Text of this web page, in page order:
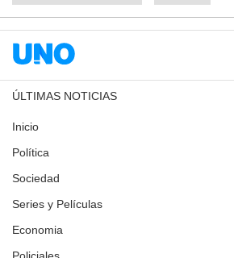
ÚLTIMAS NOTICIAS
Inicio
Política
Sociedad
Series y Películas
Economia